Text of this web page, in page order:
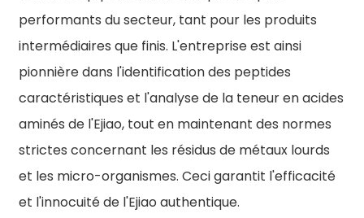
performants du secteur, tant pour les produits
intermédiaires que finis. L'entreprise est ainsi
pionnière dans l'identification des peptides
caractéristiques et l'analyse de la teneur en acides
aminés de l'Ejiao, tout en maintenant des normes
strictes concernant les résidus de métaux lourds
et les micro-organismes. Ceci garantit l'efficacité
et l'innocuité de l'Ejiao authentique.